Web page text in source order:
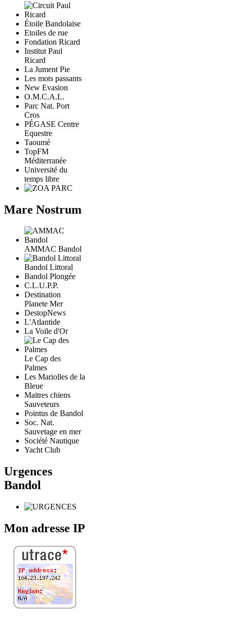
Étoile Bandolaise
Etoiles de rue
Fondation Ricard
Institut Paul
Ricard
La Jument Pie
Les mots passants
New Evasion
O.M.C.A.L.
Parc Nat. Port
Cros
PÉGASE Centre
Equestre
Taoumé
TopFM
Méditerranée
Université du
temps libre
Mare Nostrum
AMMAC Bandol
Bandol Littoral
Bandol Plongée
C.L.U.P.P.
Destination
Planete Mer
DestopNews
L'Atlantide
La Voile d'Or
Le Cap des
Palmes
Les Mariolles de la
Bleue
Maitres chiens
Sauveteurs
Pointus de Bandol
Soc. Nat.
Sauvetage en mer
Société Nautique
Yacht Club
Urgences
Bandol
Mon adresse IP